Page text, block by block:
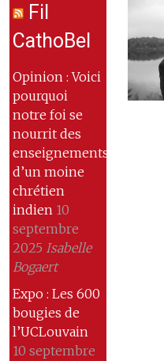
Fil
CathoBel
Opinion : Voici
pourquoi
notre foi se
nourrit des
enseignements
d’un moine
chrétien
indien 10
septembre
2025 Isabelle
Bogaert
Expo : Les 600
bougies de
l’UCLouvain
10 septembre